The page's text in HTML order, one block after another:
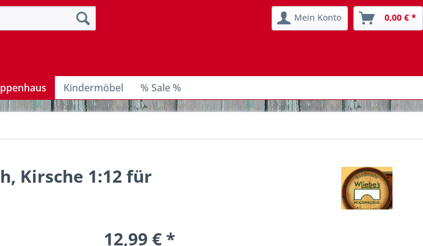
Mein Konto 0,00 € *
Kindermöbel % Sale %
Kirsche 1:12 für
12,99 € *